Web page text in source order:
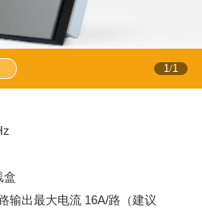
1 /1
盒
输出最大电流 16A/路（建议